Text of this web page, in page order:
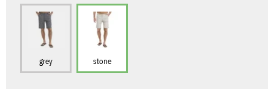
grey stone